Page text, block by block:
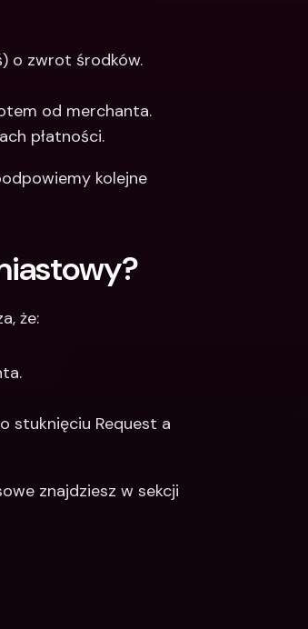
o zwrot środków.
od merchanta.
płatności.
kolejne
że:
stuknięciu Request a
znajdziesz w sekcji